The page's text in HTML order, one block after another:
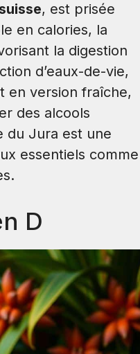
, est prisée
en calories, la
la digestion
d’eaux-de-vie,
en version fraîche,
des alcools
du Jura est une
essentiels comme
D